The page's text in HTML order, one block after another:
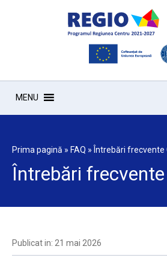
MENU
Prima pagină » FAQ » Întrebări frecvente
Întrebări
Publicat in: 21 mai 2026